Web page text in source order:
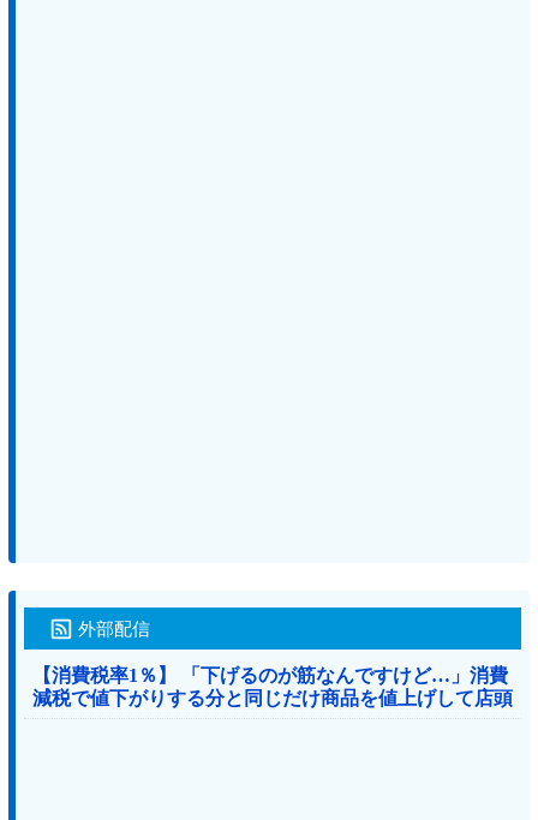
外部配信
【消費税率1％】 「下げるのが筋なんですけど…」消費
減税で値下がりする分と同じだけ商品を値上げして店頭
価格を変えない店も